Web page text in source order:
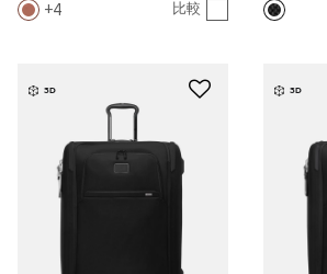
4 比較
3D 3D